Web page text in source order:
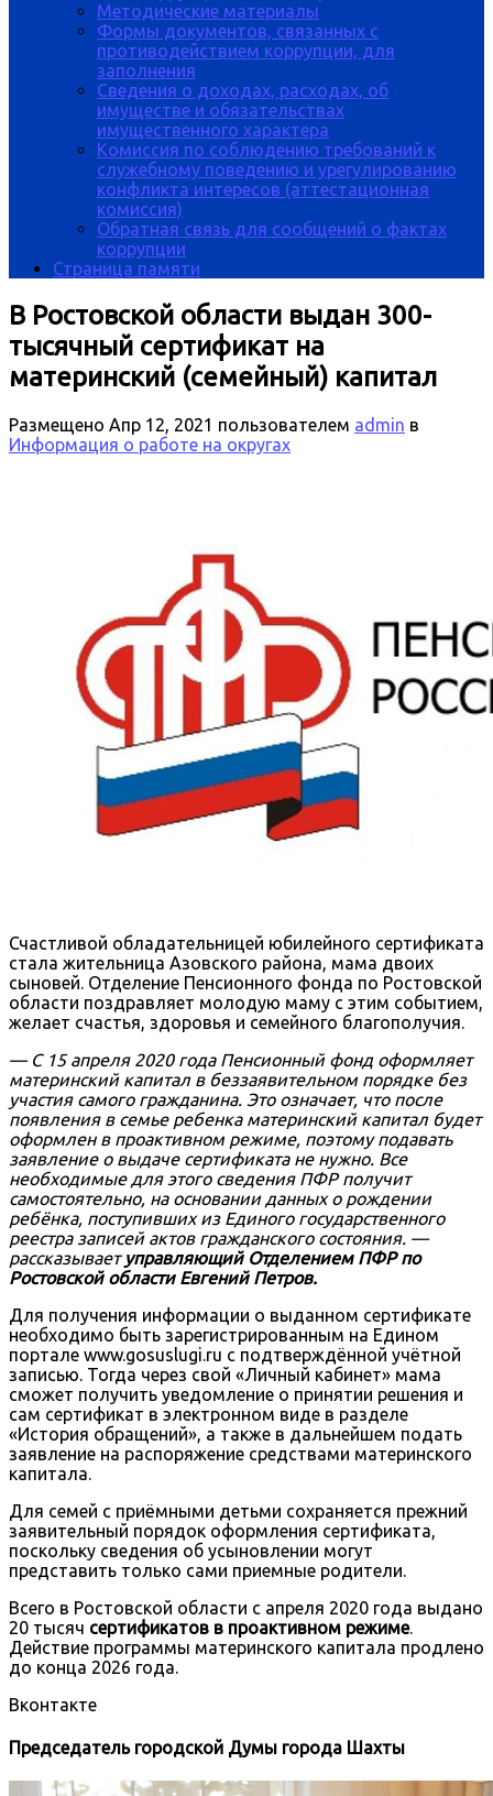
Методические материалы
Формы документов, связанных с
противодействием коррупции, для
заполнения
Сведения о доходах, расходах, об
имуществе и обязательствах
имущественного характера
Комиссия по соблюдению требований к
служебному поведению и урегулированию
конфликта интересов (аттестационная
комиссия)
Обратная связь для сообщений о фактах
коррупции
Страница памяти
В Ростовской области выдан 300-
тысячный сертификат на
материнский (семейный) капитал
Размещено Апр 12, 2021 пользователем admin в
Информация о работе на округах
Счастливой обладательницей юбилейного сертификата
стала жительница Азовского района, мама двоих
сыновей. Отделение Пенсионного фонда по Ростовской
области поздравляет молодую маму с этим событием,
желает счастья, здоровья и семейного благополучия.
— С 15 апреля 2020 года Пенсионный фонд оформляет
материнский капитал в беззаявительном порядке без
участия самого гражданина. Это означает, что после
появления в семье ребенка материнский капитал будет
оформлен в проактивном режиме, поэтому подавать
заявление о выдаче сертификата не нужно. Все
необходимые для этого сведения ПФР получит
самостоятельно, на основании данных о рождении
ребёнка, поступивших из Единого государственного
реестра записей актов гражданского состояния. —
рассказывает управляющий Отделением ПФР по
Ростовской области Евгений Петров.
Для получения информации о выданном сертификате
необходимо быть зарегистрированным на Едином
портале www.gosuslugi.ru с подтверждённой учётной
записью. Тогда через свой «Личный кабинет» мама
сможет получить уведомление о принятии решения и
сам сертификат в электронном виде в разделе
«История обращений», а также в дальнейшем подать
заявление на распоряжение средствами материнского
капитала.
Для семей с приёмными детьми сохраняется прежний
заявительный порядок оформления сертификата,
поскольку сведения об усыновлении могут
представить только сами приемные родители.
Всего в Ростовской области с апреля 2020 года выдано
20 тысяч сертификатов в проактивном режиме.
Действие программы материнского капитала продлено
до конца 2026 года.
Вконтакте
Председатель городской Думы города Шахты